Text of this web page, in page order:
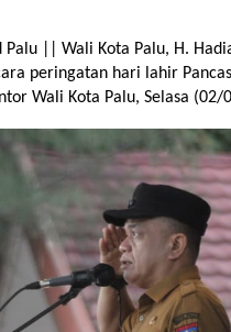
Palu || Wali Kota Palu, H.
peringatan hari lahir
Wali Kota Palu, Selasa (02/